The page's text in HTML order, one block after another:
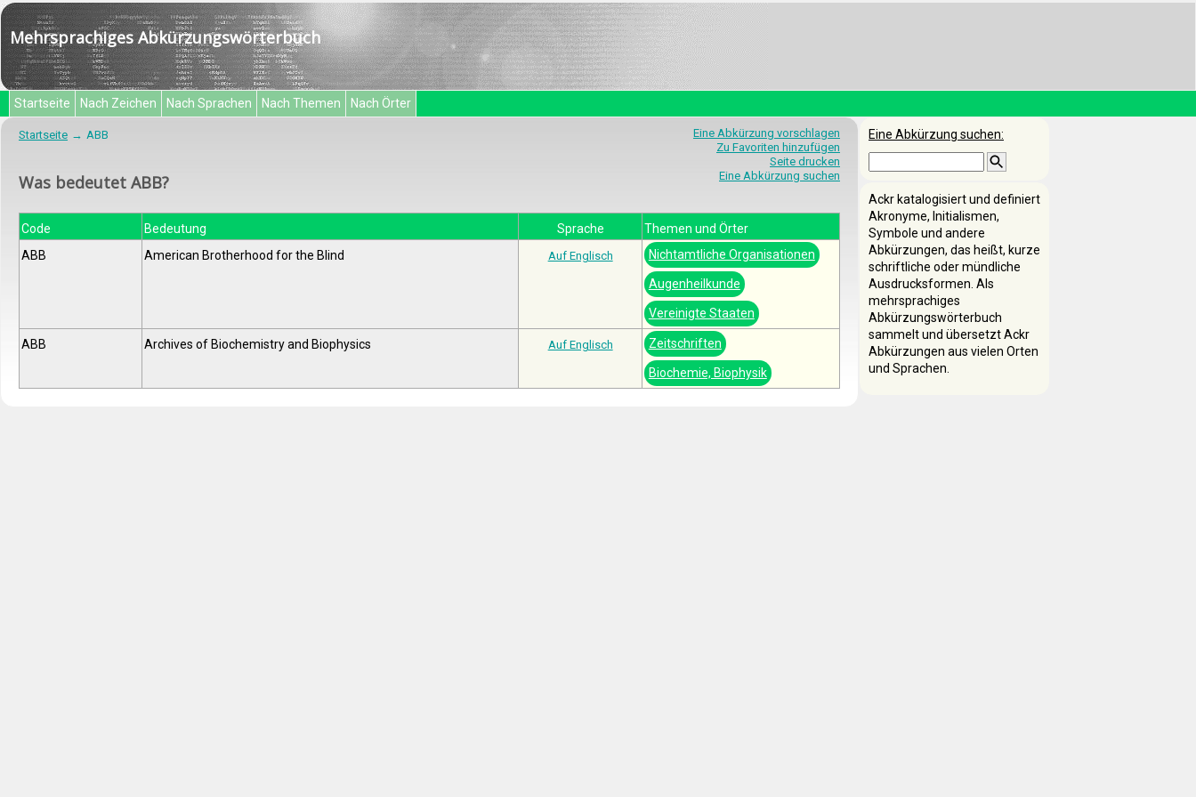
Mehrsprachiges Abkürzungswörterbuch
Startseite Nach Zeichen Nach Sprachen Nach Themen Nach Örter
Eine Abkürzung vorschlagen
Zu Favoriten hinzufügen
Seite drucken
Eine Abkürzung suchen
Startseite ABB
Was bedeutet ABB?
Code Bedeutung Sprache
Themen und Örter
ABB
American Brotherhood for the Blind Auf Englisch Nichtamtliche Organisationen
Augenheilkunde
Vereinigte Staaten
ABB Archives of Biochemistry and Biophysics Auf Englisch Zeitschriften
Biochemie, Biophysik
Eine Abkürzung suchen:
Ackr katalogisiert und definiert
Akronyme, Initialismen,
Symbole und andere
Abkürzungen, das heißt, kurze
schriftliche oder mündliche
Ausdrucksformen. Als
mehrsprachiges
Abkürzungswörterbuch
sammelt und übersetzt Ackr
Abkürzungen aus vielen Orten
und Sprachen.